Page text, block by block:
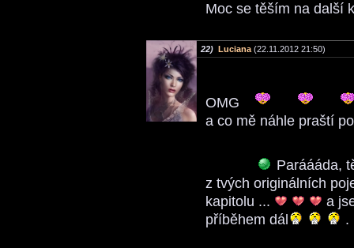
Moc se těším na další
22) Luciana (22.11.2012 21:50)
OMG
a co mě náhle praští
Paráááda,
z tvých originálních
kapitolu ...
a
příběhem dál
.